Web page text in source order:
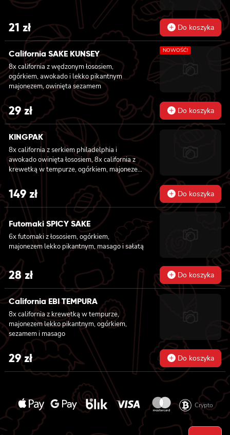
21 zł Do koszyka
California SAKE KUNSEY
8x california z wędzonym łososiem,
ogórkiem, awokado i lekko pikantnym
majonezem, owinięta sezamem
NOWOŚĆ!
29zł Do koszyka
KINGPAK
8x california z serkiem philadelphia i
awokado owinięta łososiem, 8x california z
krewetką w tempurze, ogórkiem, majonezem
lekko pikantnym, sezam i masago owinięta
łososiem, 8x california z łososiem, serkiem
philadelphia, ogórkiem, majonezem lekko
pikantnym i sezamem owinięta krewetką, 8x
california z krewetką w tempurze, ogórkiem,
majonezem lekko pikantnym, sosem teriyaki i
sezamem owinięta węgorzem i awokado
149 zł Do koszyka
Futomaki SPICY SAKE
6x futomaki z łososiem, ogórkiem,
majonezem lekko pikantnym, masago i sałatą
28zł Do koszyka
California EBI TEMPURA
8x california z krewetką w tempurze,
majonezem lekko pikantnym, ogórkiem,
sezamem i masago
29zł Do koszyka
Crypto